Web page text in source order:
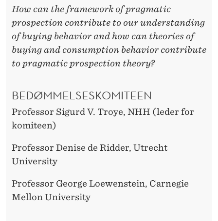
How can the framework of pragmatic
prospection contribute to our understanding
of buying behavior and how can theories of
buying and consumption behavior contribute
to pragmatic prospection theory?
BEDØMMELSESKOMITEEN
Professor Sigurd V. Troye, NHH (leder for
komiteen)
Professor Denise de Ridder, Utrecht
University
Professor George Loewenstein, Carnegie
Mellon University